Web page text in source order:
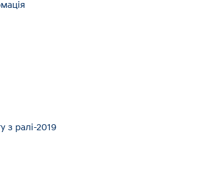
з ралі-2019